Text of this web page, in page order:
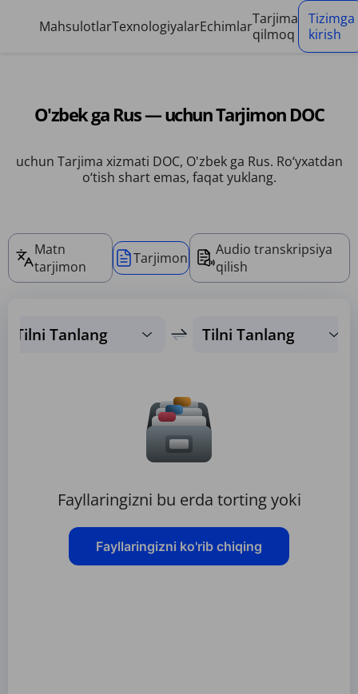
MahsulotlarTexnologiyalarEchimlarTarjima
qilmoq
Tizimga
kirish
O'zbek ga Rus — uchun Tarjimon DOC
uchun Tarjima xizmati DOC, O'zbek ga Rus. Ro‘yxatdan
o‘tish shart emas, faqat yuklang.
Matn
tarjimon
Tarjimon
Audio transkripsiya
qilish
Tilni Tanlang Tilni Tanlang
Fayllaringizni bu erda torting yoki
Fayllaringizni ko'rib chiqing